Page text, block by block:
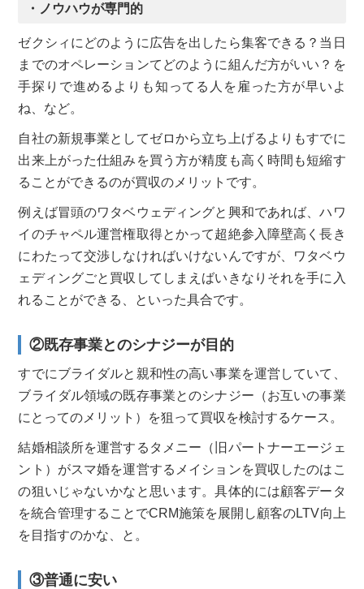
・ノウハウが専門的
ゼクシィにどのように広告を出したら集客できる？当日
までのオペレーションてどのように組んだ方がいい？を
手探りで進めるよりも知ってる人を雇った方が早いよ
ね、など。
自社の新規事業としてゼロから立ち上げるよりもすでに
出来上がった仕組みを買う方が精度も高く時間も短縮す
ることができるのが買収のメリットです。
例えば冒頭のワタベウェディングと興和であれば、ハワ
イのチャペル運営権取得とかって超絶参入障壁高く長き
にわたって交渉しなければいけないんですが、ワタベウ
ェディングごと買収してしまえばいきなりそれを手に入
れることができる、といった具合です。
②既存事業とのシナジーが目的
すでにブライダルと親和性の高い事業を運営していて、
ブライダル領域の既存事業とのシナジー（お互いの事業
にとってのメリット）を狙って買収を検討するケース。
結婚相談所を運営するタメニー（旧パートナーエージェ
ント）がスマ婚を運営するメイションを買収したのはこ
の狙いじゃないかなと思います。具体的には顧客データ
を統合管理することでCRM施策を展開し顧客のLTV向上
を目指すのかな、と。
③普通に安い